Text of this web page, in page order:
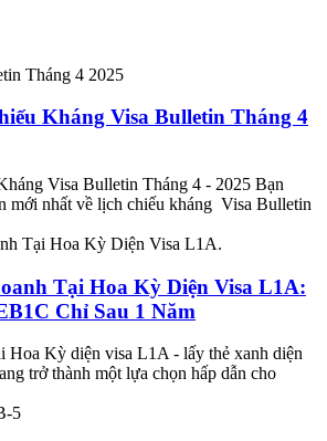
Kháng Visa Bulletin Tháng 4
Visa Bulletin Tháng 4 - 2025 Bạn
mới nhất về lịch chiếu kháng Visa Bulletin
Tại Hoa Kỳ Diện Visa L1A:
Chỉ Sau 1 Năm
Hoa Kỳ diện visa L1A - lấy thẻ xanh diện
trở thành một lựa chọn hấp dẫn cho